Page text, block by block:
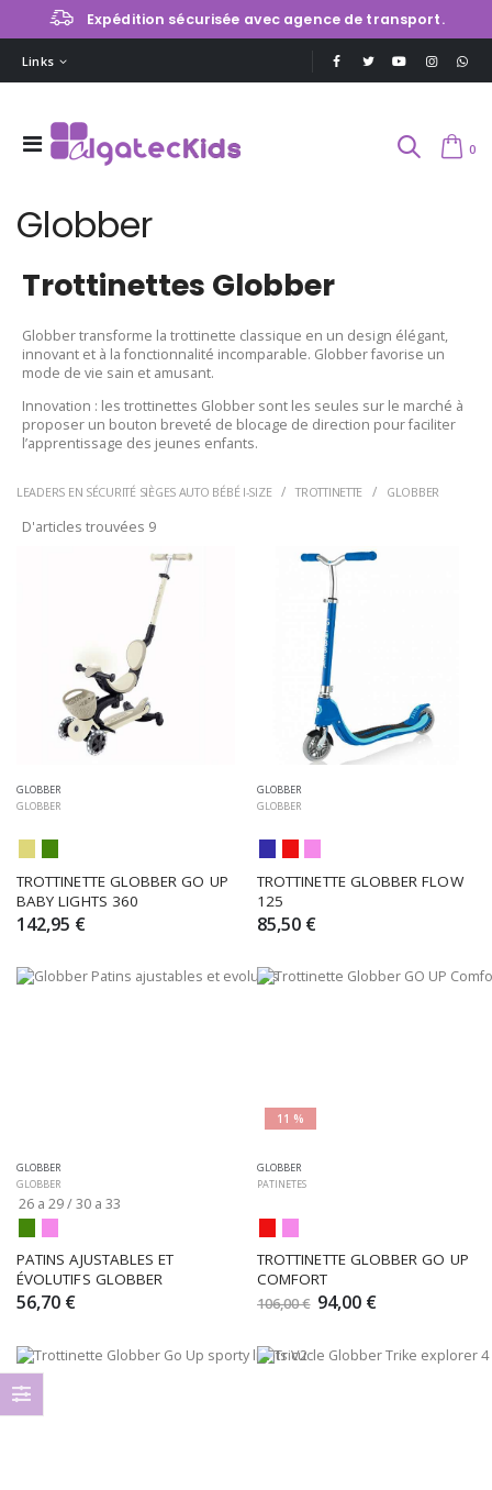
Expédition sécurisée avec agence de transport.
Links
0
Globber
Trottinettes Globber
Globber transforme la trottinette classique en un design élégant,
innovant et à la fonctionnalité incomparable. Globber favorise un
mode de vie sain et amusant.
Innovation : les trottinettes Globber sont les seules sur le marché à
proposer un bouton breveté de blocage de direction pour faciliter
l’apprentissage des jeunes enfants.
LEADERS EN SÉCURITÉ SIÈGES AUTO BÉBÉ I-SIZE TROTTINETTE GLOBBER
D'articles trouvées 9
GLOBBER
GLOBBER
TROTTINETTE GLOBBER GO UP
BABY LIGHTS 360
142,95 €
GLOBBER
GLOBBER
TROTTINETTE GLOBBER FLOW
125
85,50 €
GLOBBER
GLOBBER
26 a 29 / 30 a 33
PATINS AJUSTABLES ET
ÉVOLUTIFS GLOBBER
56,70 €
11 %
GLOBBER
PATINETES
TROTTINETTE GLOBBER GO UP
COMFORT
106,00 € 94,00 €